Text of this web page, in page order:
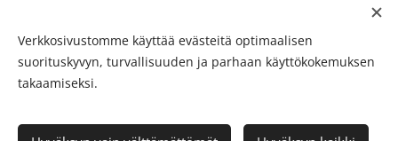
Verkkosivustomme käyttää evästeitä optimaalisen
suorituskyvyn, turvallisuuden ja parhaan käyttökokemuksen
takaamiseksi.